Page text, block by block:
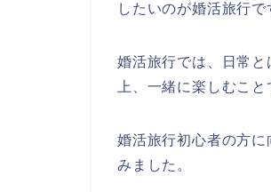
したいのが婚活旅行で
婚活旅行では、日常
上、一緒に楽しむこ
婚活旅行初心者の方
みました。